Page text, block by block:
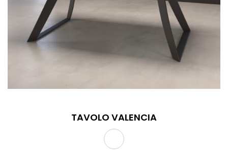
TAVOLO VALENCIA